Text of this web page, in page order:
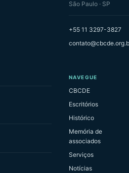
São Paulo · SP
+55 11 3297-3827
NAVEGUE
CBCDE
Escritórios
Histórico
Memória de
associados
Serviços
Notícias